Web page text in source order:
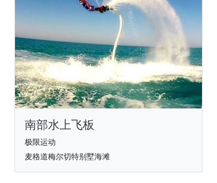
南部水上飞板
极限运动
麦格道梅尔切特别墅海滩